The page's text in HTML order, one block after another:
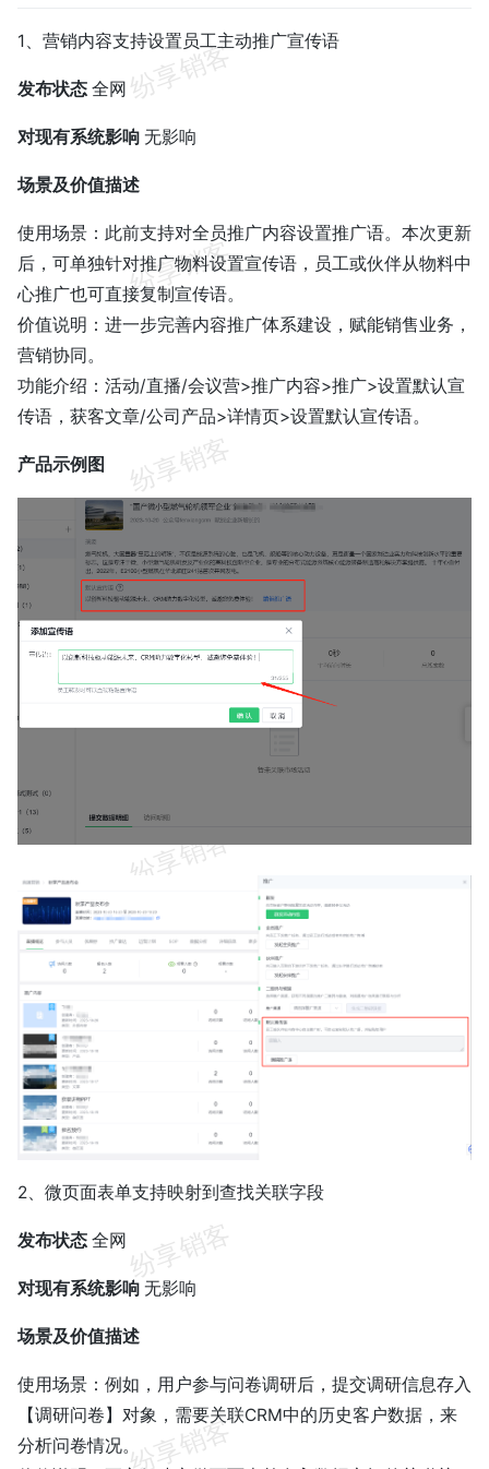
1、营销内容支持设置员工主动推广宣传语
发布状态 全网
对现有系统影响 无影响
场景及价值描述
使用场景：此前支持对全员推广内容设置推广语。本次更新
后，可单独针对推广物料设置宣传语，员工或伙伴从物料中
心推广也可直接复制宣传语。
价值说明：进一步完善内容推广体系建设，赋能销售业务，
营销协同。
功能介绍：活动/直播/会议营>推广内容>推广>设置默认宣
传语，获客文章/公司产品>详情页>设置默认宣传语。
产品示例图
2、微页面表单支持映射到查找关联字段
发布状态 全网
对现有系统影响 无影响
场景及价值描述
使用场景：例如，用户参与问卷调研后，提交调研信息存入
【调研问卷】对象，需要关联CRM中的历史客户数据，来
分析问卷情况。